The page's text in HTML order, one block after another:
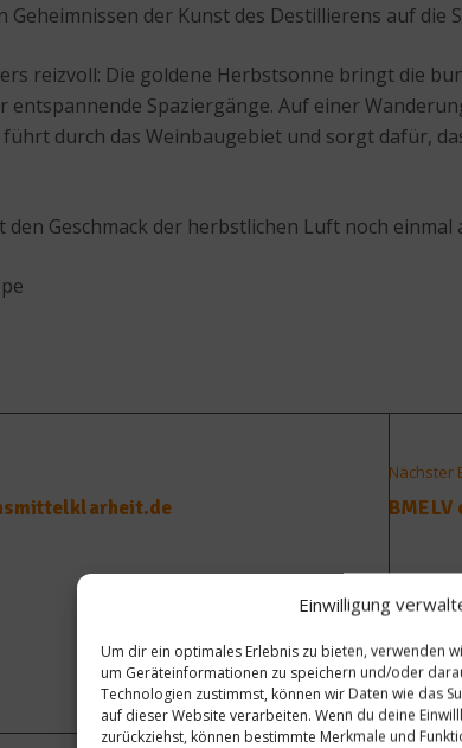
Einwilligung
Um dir ein optimales Erlebnis zu bieten, verwenden
um Geräteinformationen zu speichern und/oder
Technologien zustimmst, können wir Daten wie das
auf dieser Website verarbeiten. Wenn du deine
zurückziehst, können bestimmte Merkmale und
der Kunst des Destillierens auf die
reizvoll: Die goldene Herbstsonne bringt die
Spaziergänge. Auf einer
durch das Weinbaugebiet und sorgt dafür,
den Geschmack der herbstlichen Luft noch einmal
Nächster